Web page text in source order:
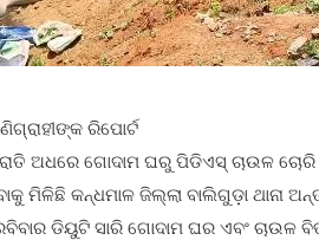
ରିପୋର୍ଟ
ରାତି ଅଧରେ ଗୋଦାମ ଘରୁ ପିଡିଏସ୍ ଚାଉଳ
ମିଳିଛି କନ୍ଧମାଳ ଜିଲ୍ଲା ବାଲିଗୁଡ଼ା ଥାନା
ଡିୟୁଟି ସାରି ଗୋଦାମ ଘର ଏବଂ ଚାଉଳ